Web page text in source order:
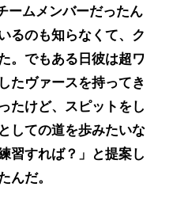
ームメンバーだったん
るのも知らなくて、ク
。でもある日彼は超ワ
たヴァースを持ってき
たけど、スピットをし
しての道を歩みたいな
習すれば？」と提案し
んだ。